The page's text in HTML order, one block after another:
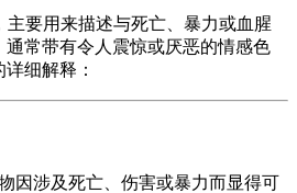
主要用来描述与死亡、暴力或血腥
常带有令人震惊或厌恶的情感色
细解释：
因涉及死亡、伤害或暴力而显得可